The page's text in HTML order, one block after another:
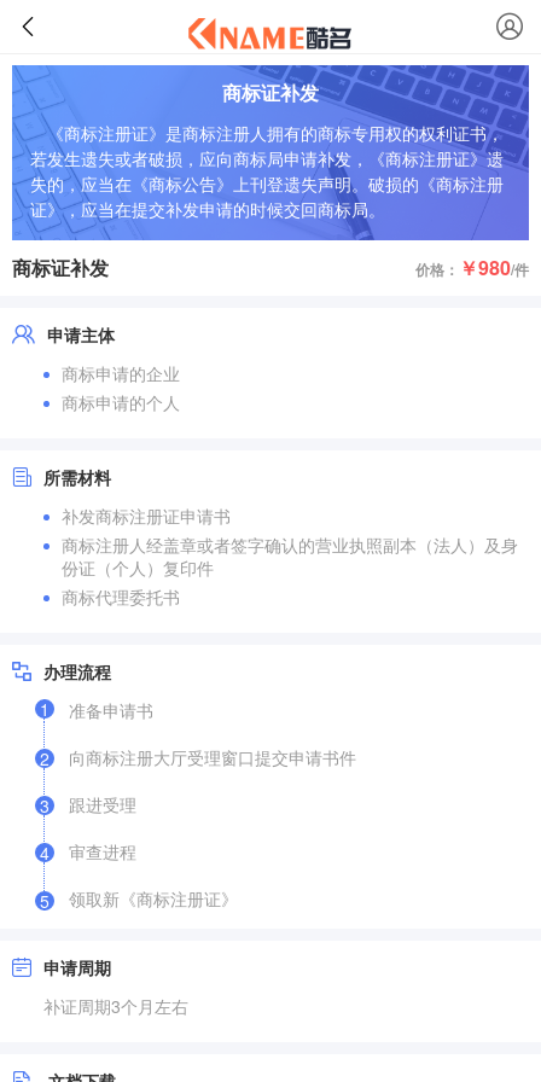
商标证补发
《商标注册证》是商标注册人拥有的商标专用权的权利证书，
若发生遗失或者破损，应向商标局申请补发，《商标注册证》遗
失的，应当在《商标公告》上刊登遗失声明。破损的《商标注册
证》，应当在提交补发申请的时候交回商标局。
商标证补发 价格： ￥980/件
申请主体
商标申请的企业
商标申请的个人
所需材料
补发商标注册证申请书
商标注册人经盖章或者签字确认的营业执照副本（法人）及身
份证（个人）复印件
商标代理委托书
办理流程
1
准备申请书
2
向商标注册大厅受理窗口提交申请书件
3
跟进受理
4
审查进程
5 领取新《商标注册证》
申请周期
补证周期3个月左右